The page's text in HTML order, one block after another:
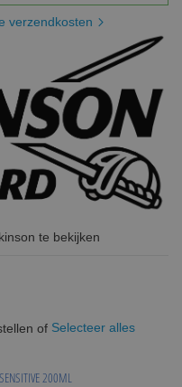
verzendkosten
te bekijken
of Selecteer alles
200ML